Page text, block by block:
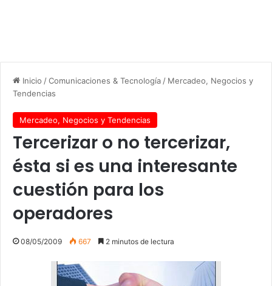
Inicio /Comunicaciones & Tecnología / Mercadeo, Negocios y
Tendencias
Mercadeo, Negocios y Tendencias
Tercerizar o no tercerizar,
ésta si es una interesante
cuestión para los
operadores
08/05/2009 667 2 minutos de lectura